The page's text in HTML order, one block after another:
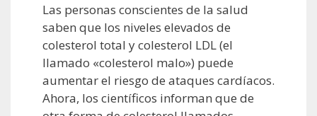
Las personas conscientes de la salud
saben que los niveles elevados de
colesterol total y colesterol LDL (el
llamado «colesterol malo») puede
aumentar el riesgo de ataques cardíacos.
Ahora, los científicos informan que de